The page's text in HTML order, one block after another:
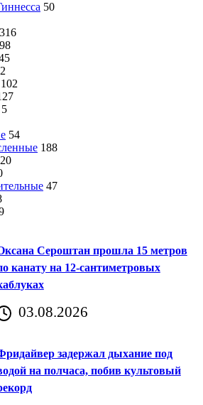
50
316
98
2
102
5
54
188
20
47
Сероштан прошла 15 метров
канату на 12-сантиметровых
03.08.2026
задержал дыхание под
на полчаса, побив культовый